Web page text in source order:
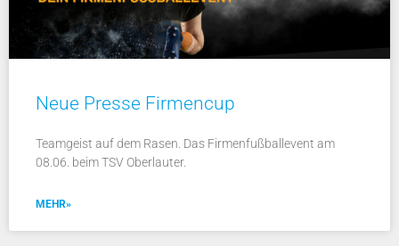
Neue Presse Firmencup
Teamgeist auf dem Rasen. Das Firmenfußballevent am
08.06. beim TSV Oberlauter.
MEHR»